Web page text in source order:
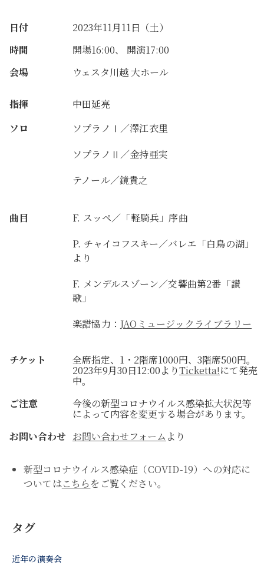
日付
2023年11月11日（土）
時間
開場16:00、 開演17:00
会場
ウェスタ川越 大ホール
指揮
中田延亮
ソロ
ソプラノⅠ／澤江衣里
ソプラノⅡ／金持亜実
テノール／鏡貴之
曲目
F. スッペ／「軽騎兵」序曲
P. チャイコフスキー／バレエ「白鳥の湖」
より
F. メンデルスゾーン／交響曲第2番「讃
歌」
楽譜協力： JAOミュージックライブラリー
チケット 全席指定、1・2階席1000円、3階席500円。
2023年9月30日12:00よりTicketta!にて発売
中。
ご注意
今後の新型コロナウイルス感染拡大状況等
によって内容を変更する場合があります。
お問い合わせ お問い合わせフォーム より
新型コロナウイルス感染症（COVID-19）への対応に
ついてはこちら をご覧ください。
タグ
近年の演奏会